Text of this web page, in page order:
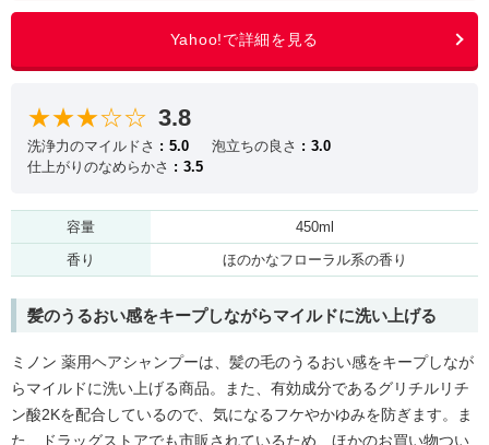
★★★☆☆ 3.8
洗浄力のマイルドさ 5.0 泡立ちの良さ
3.0
仕上がりのなめらかさ
3.5
容量
450ml
香り
ほのかなフローラル系の香り
髪のうるおい感をキープしながらマイルドに洗い上げる
ミノン 薬用ヘアシャンプーは、髪の毛のうるおい感をキープしなが
らマイルドに洗い上げる商品。また、有効成分であるグリチルリチ
ン酸2Kを配合しているので、気になるフケやかゆみを防ぎます。ま
た、ドラッグストアでも市販されているため、ほかのお買い物つい